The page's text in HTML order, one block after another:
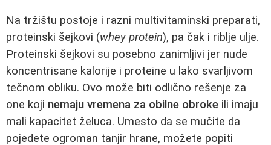
Na tržištu postoje i razni multivitaminski preparati,
proteinski šejkovi (whey protein), pa čak i riblje ulje.
Proteinski šejkovi su posebno zanimljivi jer nude
koncentrisane kalorije i proteine u lako svarljivom
tečnom obliku. Ovo može biti odlično rešenje za
one koji nemaju vremena za obilne obroke ili imaju
mali kapacitet želuca. Umesto da se mučite da
pojedete ogroman tanjir hrane, možete popiti